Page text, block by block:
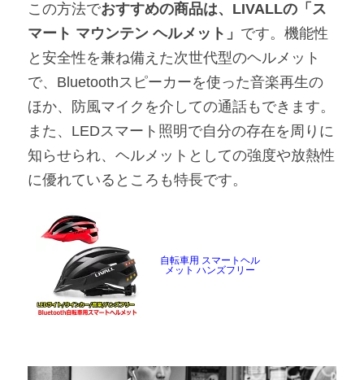
この方法でおすすめの商品は、LIVALLの「ス
マート マウンテン ヘルメット」 です。機能性
と安全性を兼ね備えた次世代型のヘルメット
で、Bluetoothスピーカーを使った音楽再生の
ほか、防風マイクを介しての通話もできます。
また、LEDスマート照明で自分の存在を周りに
知らせられ、ヘルメットとしての強度や放熱性
に優れているところも特長です。
自転車用 スマートヘル
メット ハンズフリー